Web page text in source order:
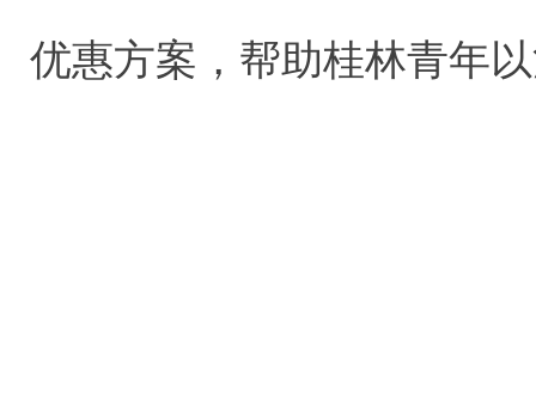
优惠方案，帮助桂林青年